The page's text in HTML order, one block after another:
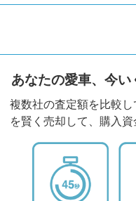
あなたの愛車、今い
複数社の査定額を比較
を賢く売却して、購入